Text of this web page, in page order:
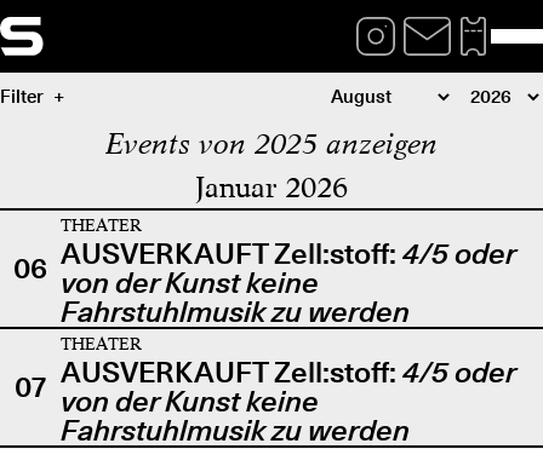
Filter
Events von 2025 anzeigen
Januar 2026
06
THEATER
AUSVERKAUFT Zell:stoff: 4/5 oder
von der Kunst keine
Fahrstuhlmusik zu werden
07
THEATER
AUSVERKAUFT Zell:stoff: 4/5 oder
von der Kunst keine
Fahrstuhlmusik zu werden